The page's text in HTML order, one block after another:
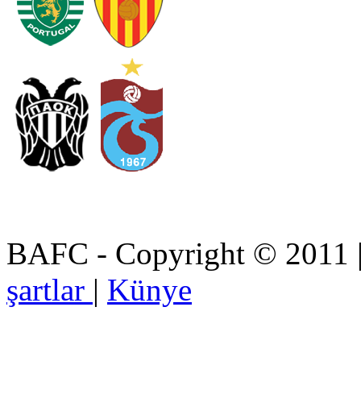
BAFC - Copyright © 2011
şartlar | Künye